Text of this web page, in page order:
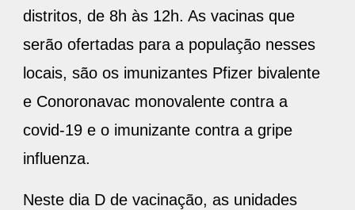
distritos, de 8h às 12h. As vacinas que
serão ofertadas para a população nesses
locais, são os imunizantes Pfizer bivalente
e Conoronavac monovalente contra a
covid-19 e o imunizante contra a gripe
influenza.
Neste dia D de vacinação, as unidades